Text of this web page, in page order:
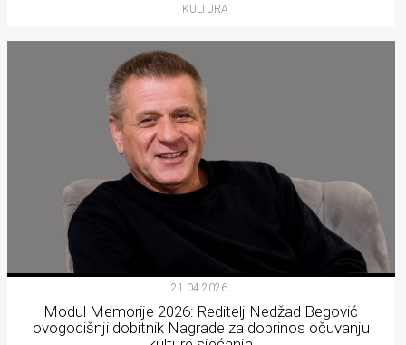
KULTURA
21.04.2026.
Modul Memorije 2026: Reditelj Nedžad Begović
ovogodišnji dobitnik Nagrade za doprinos očuvanju